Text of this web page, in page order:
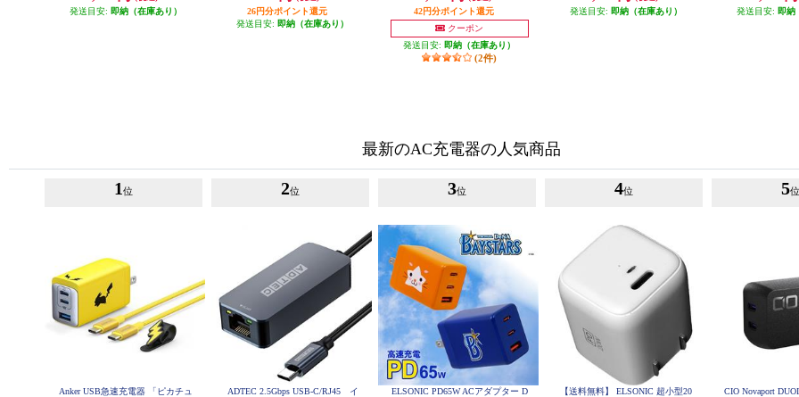
発送目安: 即納（在庫あり）
26円分ポイント還元
発送目安: 即納（在庫あり）
42円分ポイント還元
クーポン
発送目安: 即納（在庫あり）
(2件)
発送目安: 即納（在庫あり）
発送目安: 即納
最新のAC充電器の人気商品
1 位
Anker USB急速充電器 「ピカチュ
2位
ADTEC 2.5Gbps USB-C/RJ45 イ
3位
ELSONIC PD65W ACアダプター D
4位
【送料無料】 ELSONIC 超小型20
5位
CIO Novaport